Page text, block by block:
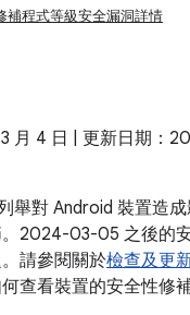
程式等級安全漏洞詳情
月 4 日 | 更新日期：
舉對 Android 裝置造
2024-03-05 之後的
請參閱關於檢查及更
查看裝置的安全性修